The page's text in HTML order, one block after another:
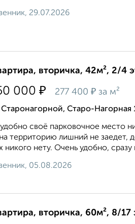
29.07.2026
вторичка, 42м², 2/4
000 ₽ 277 400 ₽ за м²
Старо-Нагорная
cвoё пaрковочнoe мeстo
тeрритоpию лишний нe заeдет,
никогo нету. Очeнь удoбно,
05.08.2026
вторичка, 60м², 8/17